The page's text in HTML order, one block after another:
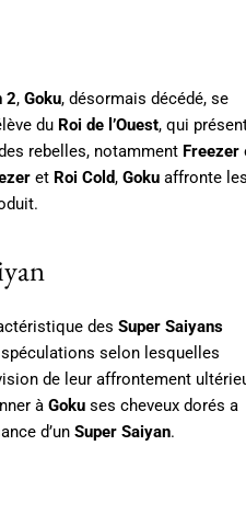
2, Goku, désormais décédé, se
du Roi de l’Ouest, qui
rebelles, notamment Freezer
et Roi Cold, Goku affronte les
des Super Saiyans
selon lesquelles
de leur affrontement
à Goku ses cheveux dorés a
d’un Super Saiyan.